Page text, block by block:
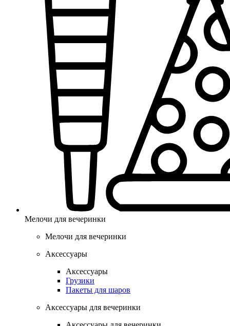
Мелочи для вечеринки
Мелочи для вечеринки
Аксессуары
Аксессуары
Грузики
Пакеты для шаров
Аксессуары для вечеринки